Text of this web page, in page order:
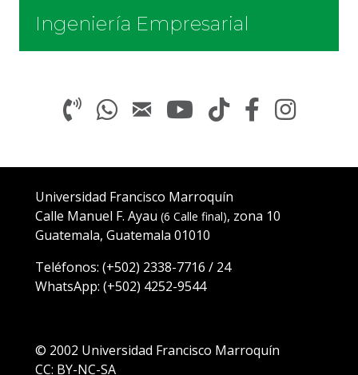
Ingeniería Empresarial
Universidad Francisco Marroquín
Calle Manuel F. Ayau (6 Calle final), zona 10
Guatemala, Guatemala 01010
Teléfonos: (+502) 2338-7716 / 24
WhatsApp: (+502) 4252-9544
© 2002 Universidad Francisco Marroquín
CC: BY-NC-SA